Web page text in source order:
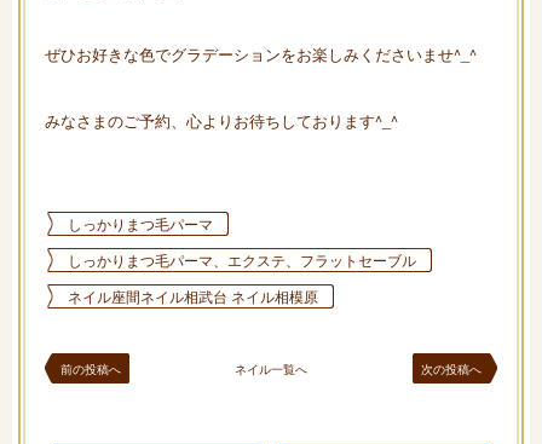
ぜひお好きな色でグラデーションをお楽しみくださいませ^_^
みなさまのご予約、心よりお待ちしております^_^
しっかりまつ毛パーマ
しっかりまつ毛パーマ、エクステ、フラットセーブル
ネイル座間ネイル相武台 ネイル相模原
前の投稿へ ネイル一覧へ 次の投稿へ